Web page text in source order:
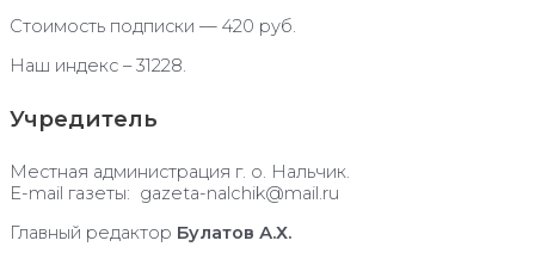
Стоимость подписки — 420 руб.
Наш индекс – 31228.
Учредитель
Местная администрация г. о. Нальчик.
E-mail газеты: gazeta-nalchik@mail.ru
Главный редактор Булатов А.Х.